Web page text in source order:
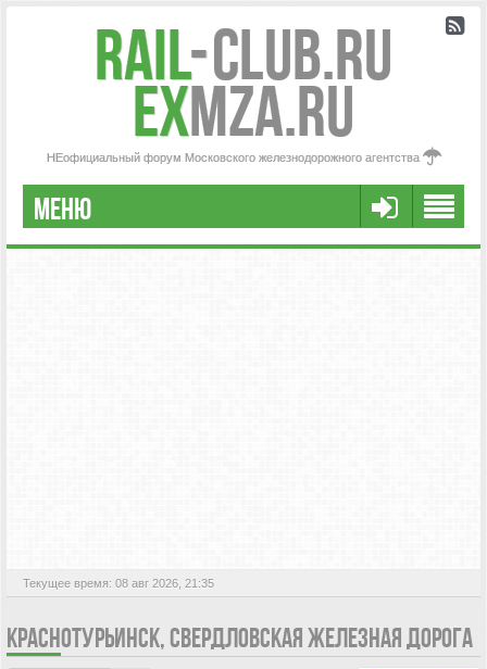
Rail-Club.RU
exMZA.RU
НЕофициальный форум Московского железнодорожного агентства
МЕНЮ
РЕГИСТРАЦИЯ
Текущее время: 08 авг 2026, 21:35
КРАСНОТУРЬИНСК, СВЕРДЛОВСКАЯ ЖЕЛЕЗНАЯ ДОРОГА